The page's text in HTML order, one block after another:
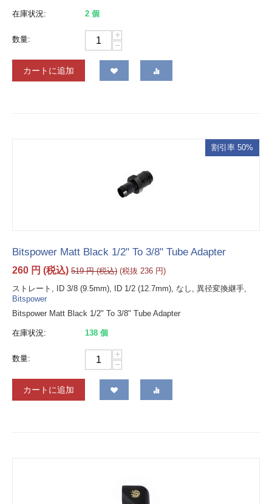
在庫状況: 2 個
数量:
+
−
カートに追加
割引率 50%
Bitspower Matt Black 1/2" To 3/8" Tube Adapter
260 円 (税込) 519 円(税込) (税抜 236 円)
ストレート, ID 3/8 (9.5mm), ID 1/2 (12.7mm), なし, 異径変換継手,
Bitspower
Bitspower Matt Black 1/2" To 3/8" Tube Adapter
在庫状況: 138 個
数量:
+
−
カートに追加